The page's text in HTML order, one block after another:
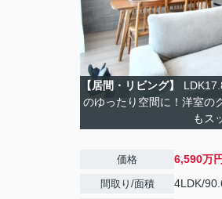
【居間・リビング】
のゆったり空間に！洋室の
もス
価格 6,590万円
間取り/面積 4LDK/